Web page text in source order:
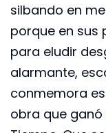
silbando en
porque en sus
para eludir
alarmante,
conmemora
obra que